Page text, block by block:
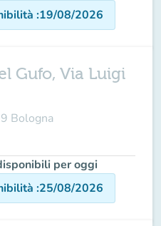
:19/08/2026
Gufo, Via Luigi
Bologna
per oggi
:25/08/2026